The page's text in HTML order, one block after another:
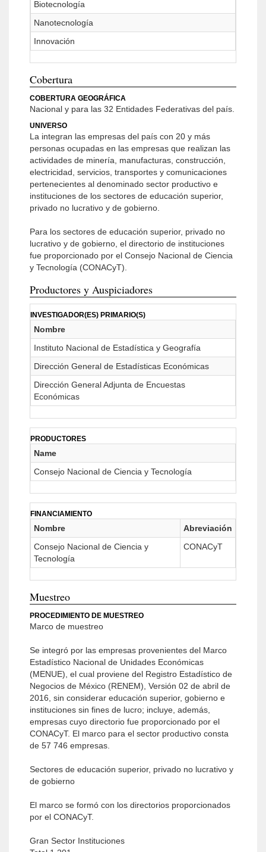
Biotecnología
Nanotecnología
Innovación
Cobertura
COBERTURA GEOGRÁFICA
Nacional y para las 32 Entidades Federativas del país.
UNIVERSO
La integran las empresas del país con 20 y más
personas ocupadas en las empresas que realizan las
actividades de minería, manufacturas, construcción,
electricidad, servicios, transportes y comunicaciones
pertenecientes al denominado sector productivo e
instituciones de los sectores de educación superior,
privado no lucrativo y de gobierno.
Para los sectores de educación superior, privado no
lucrativo y de gobierno, el directorio de instituciones
fue proporcionado por el Consejo Nacional de Ciencia
y Tecnología (CONACyT).
Productores y Auspiciadores
INVESTIGADOR(ES) PRIMARIO(S)
Nombre
Instituto Nacional de Estadística y Geografía
Dirección General de Estadísticas Económicas
Dirección General Adjunta de Encuestas
Económicas
PRODUCTORES
Name
Consejo Nacional de Ciencia y Tecnología
FINANCIAMIENTO
Nombre
Abreviación
Consejo Nacional de Ciencia y
Tecnología
CONACyT
Muestreo
PROCEDIMIENTO DE MUESTREO
Marco de muestreo
Se integró por las empresas provenientes del Marco
Estadístico Nacional de Unidades Económicas
(MENUE), el cual proviene del Registro Estadístico de
Negocios de México (RENEM), Versión 02 de abril de
2016, sin considerar educación superior, gobierno e
instituciones sin fines de lucro; incluye, además,
empresas cuyo directorio fue proporcionado por el
CONACyT. El marco para el sector productivo consta
de 57 746 empresas.
Sectores de educación superior, privado no lucrativo y
de gobierno
El marco se formó con los directorios proporcionados
por el CONACyT.
Gran Sector Instituciones